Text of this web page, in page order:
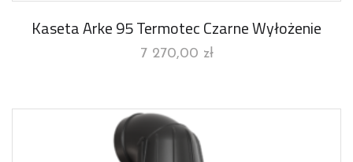
Kaseta Arke 95 Termotec Czarne Wyłożenie
7 270,00 zł